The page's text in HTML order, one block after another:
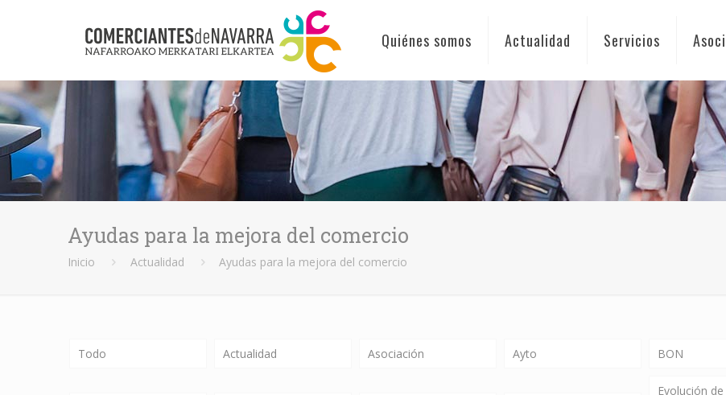
Quiénes somos Actualidad Servicios
Ayudas para la mejora del comercio
Inicio Actualidad Ayudas para la mejora del comercio
Todo Actualidad Asociación Ayto BON
Evolución de